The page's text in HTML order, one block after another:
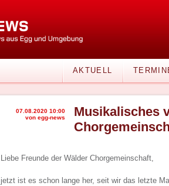
AKTUELL
07.08.2020 10:00
von egg-news
Musikalisches
Liebe Freunde der Wälder Chorgemeinschaft,
jetzt ist es schon lange her, seit wir das letzte